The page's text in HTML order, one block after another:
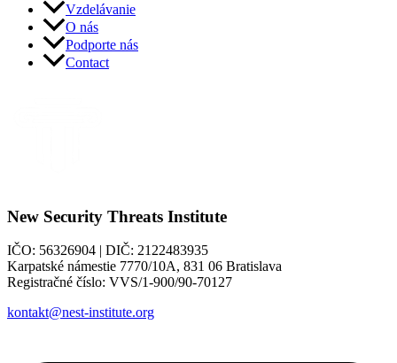
Vzdelávanie
O nás
Podporte nás
Contact
New Security Threats Institute
IČO: 56326904 | DIČ: 2122483935
Karpatské námestie 7770/10A, 831 06 Bratislava
Registračné číslo: VVS/1-900/90-70127
kontakt@nest-institute.org